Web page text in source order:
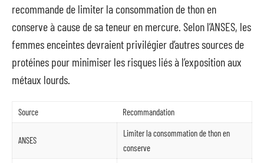
recommande de limiter la consommation de thon en
conserve à cause de sa teneur en mercure. Selon l’ANSES, les
femmes enceintes devraient privilégier d’autres sources de
protéines pour minimiser les risques liés à l’exposition aux
métaux lourds.
Source Recommandation
ANSES
Limiter la consommation de thon en
conserve